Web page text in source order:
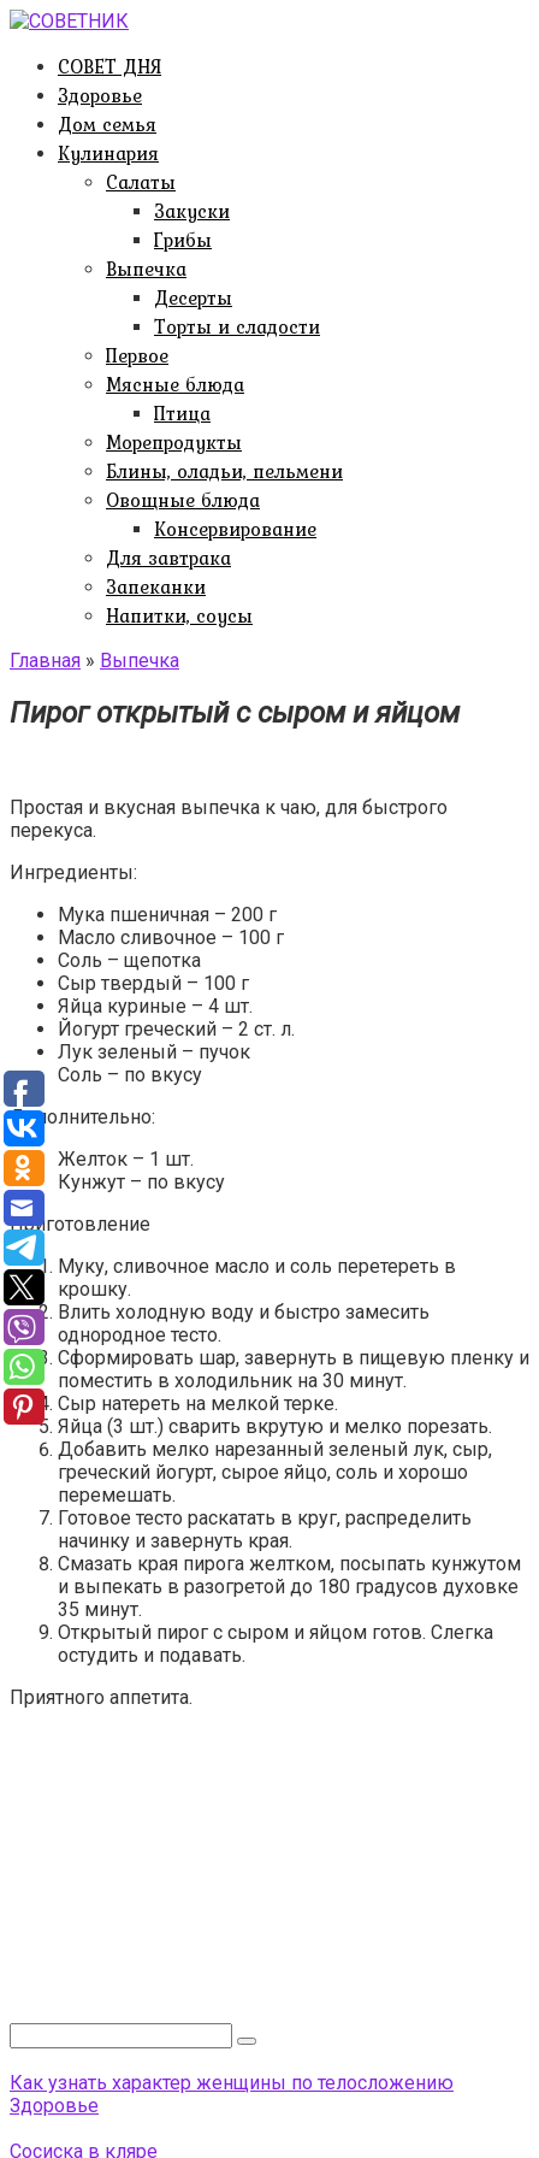
Перейти
контентуСОВЕТ ДНЯ
Здоровье
Дом семья
Кулинария
Салаты
Закуски
Грибы
Выпечка
Десерты
Торты и сладости
Первое
Мясные блюда
Птица
Морепродукты
Блины, оладьи, пельмени
Овощные блюда
Консервирование
Для завтрака
Запеканки
Напитки, соусы
Главная » Выпечка
Пирог открытый с сыром и яйцом
Простая и вкусная выпечка к чаю, для быстрого
перекуса.
Ингредиенты:
Мука пшеничная – 200 г
Масло сливочное – 100 г
Соль – щепотка
Сыр твердый – 100 г
Яйца куриные – 4 шт.
Йогурт греческий – 2 ст. л.
Лук зеленый – пучок
Соль – по вкусу
Дополнительно:
Желток – 1 шт.
Кунжут – по вкусу
Приготовление
Муку, сливочное масло и соль перетереть в
крошку.
Влить холодную воду и быстро замесить
однородное тесто.
Сформировать шар, завернуть в пищевую пленку и
поместить в холодильник на 30 минут.
Сыр натереть на мелкой терке.
Яйца (3 шт.) сварить вкрутую и мелко порезать.
Добавить мелко нарезанный зеленый лук, сыр,
греческий йогурт, сырое яйцо, соль и хорошо
перемешать.
Готовое тесто раскатать в круг, распределить
начинку и завернуть края.
Смазать края пирога желтком, посыпать кунжутом
и выпекать в разогретой до 180 градусов духовке
35 минут.
Открытый пирог с сыром и яйцом готов. Слегка
остудить и подавать.
Приятного аппетита.
Как узнать характер женщины по телосложению
Здоровье
Сосиска в кляре